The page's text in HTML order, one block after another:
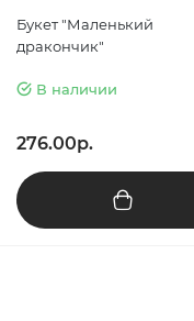
Букет "Маленький
дракончик"
В наличии
276.00р.